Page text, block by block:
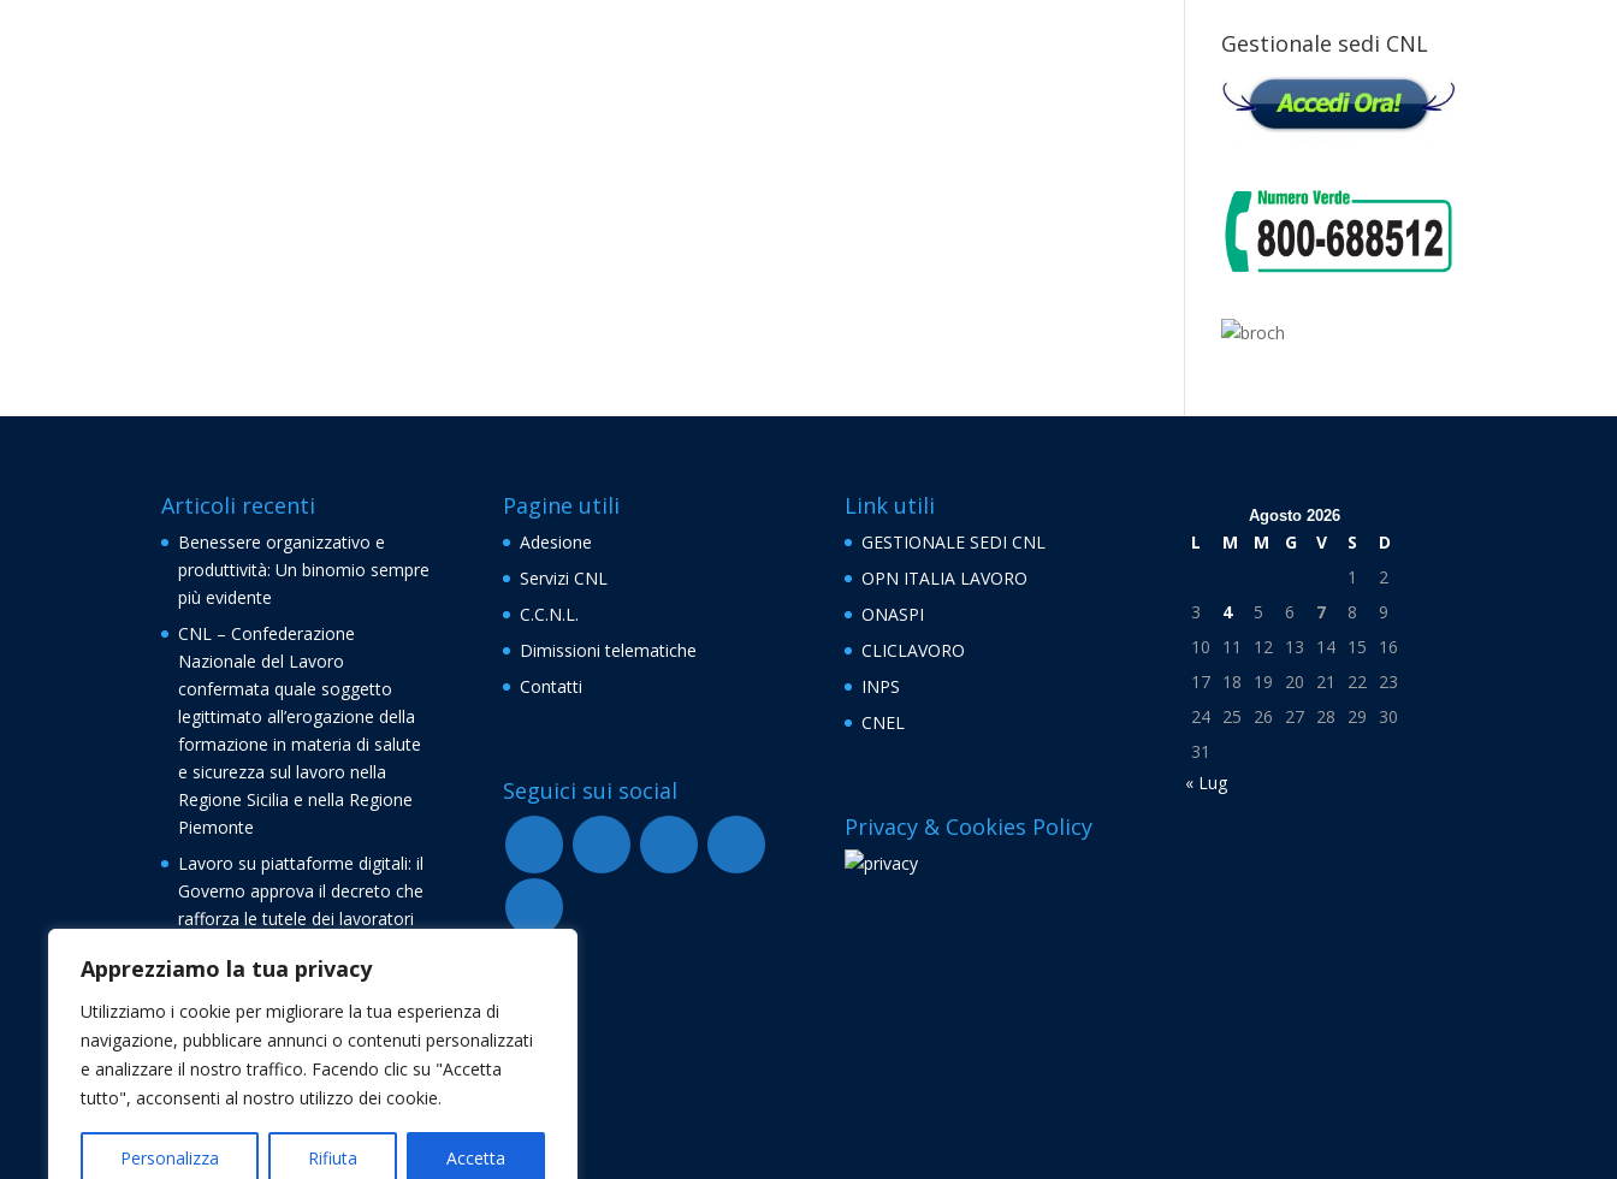
Apprezziamo la tua privacy
Utilizziamo i cookie per migliorare la tua esperienza di
navigazione, pubblicare annunci o contenuti personalizzati
e analizzare il nostro traffico. Facendo clic su "Accetta
tutto", acconsenti al nostro utilizzo dei cookie.
Personalizza Rifiuta Accetta
Gestionale sedi CNL
Articoli recenti
Benessere organizzativo e
produttività: Un binomio sempre
più evidente
CNL – Confederazione
Nazionale del Lavoro
confermata quale soggetto
legittimato all’erogazione della
formazione in materia di salute
e sicurezza sul lavoro nella
Regione Sicilia e nella Regione
Piemonte
Lavoro su piattaforme digitali: il
Governo approva il decreto che
rafforza le tutele dei lavoratori
Confederazione Nazionale del
Lavoro CNL
Transizione 5.0, avvio delle
comunicazioni di conferma degli
investimenti
Pagine utili
Adesione
Servizi CNL
C.C.N.L.
Dimissioni telematiche
Contatti
Seguici sui social
Link utili
GESTIONALE SEDI CNL
OPN ITALIA LAVORO
ONASPI
CLICLAVORO
INPS
CNEL
Privacy & Cookies Policy
Agosto 2026
L M M G V S
D
1
2
3
4 5 6 7 8
9
10
11 12 13 14 15
16
17 18 19 20 21 22
23
24 25 26 27 28 29
30
31
« Lug